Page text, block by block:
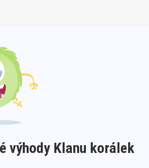
výhody Klanu korálek